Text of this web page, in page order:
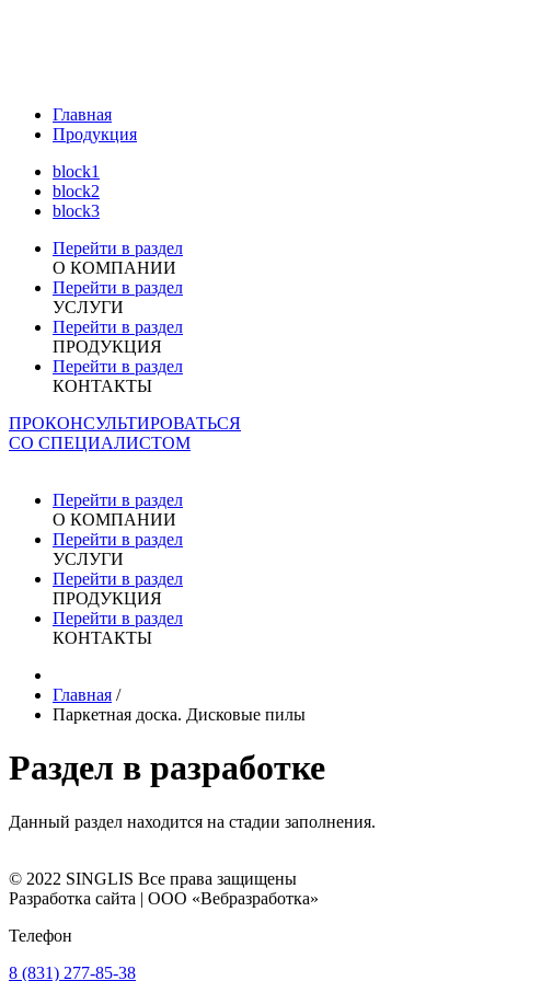
Главная
Продукция
block1
block2
block3
Перейти в раздел
О КОМПАНИИ
Перейти в раздел
УСЛУГИ
Перейти в раздел
ПРОДУКЦИЯ
Перейти в раздел
КОНТАКТЫ
ПРОКОНСУЛЬТИРОВАТЬСЯ
СО СПЕЦИАЛИСТОМ
Перейти в раздел
О КОМПАНИИ
Перейти в раздел
УСЛУГИ
Перейти в раздел
ПРОДУКЦИЯ
Перейти в раздел
КОНТАКТЫ
Главная /
Паркетная доска. Дисковые пилы
Раздел в разработке
Данный раздел находится на стадии заполнения.
© 2022 SINGLIS Все права защищены
Разработка сайта | ООО «Вебразработка»
Телефон
8 (831) 277-85-38